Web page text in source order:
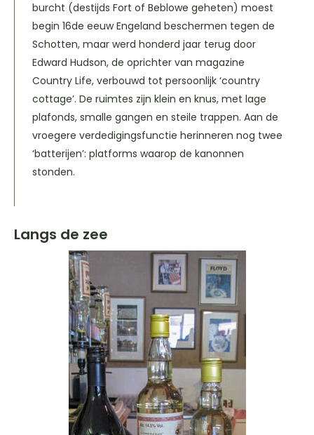
burcht (destijds Fort of Beblowe geheten) moest
begin 16de eeuw Engeland beschermen tegen de
Schotten, maar werd honderd jaar terug door
Edward Hudson, de oprichter van magazine
Country Life, verbouwd tot persoonlijk ‘country
cottage’. De ruimtes zijn klein en knus, met lage
plafonds, smalle gangen en steile trappen. Aan de
vroegere verdedigingsfunctie herinneren nog twee
‘batterijen’: platforms waarop de kanonnen
stonden.
Langs de zee